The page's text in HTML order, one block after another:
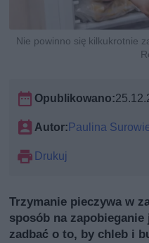
Nie powinno się kilkukrotnie
Opublikowano:
Autor:Paulina
Drukuj
Trzymanie pieczywa w
sposób na
zadbać o to, by chleb i